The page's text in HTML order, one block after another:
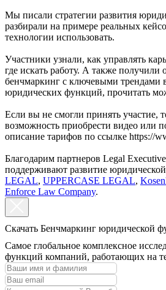
Мы писали стратегии развития
разбирали на примере реальных
технологии использовать.
Участники узнали, как управлять
где искать работу. А также получили
бенчмаркинг с ключевыми трендами
юридических функций, прочитать
Если вы не смогли принять участие,
возможность приобрести видео или
описание тарифов по ссылке https://
Благодарим партнеров Legal
поддерживают развитие
LEGAL, UPPERCASE LEGAL,
Enforce Law Company.
Скачать Бенчмаркинг юридической
Самое глобальное комплексное
функций компаний, работающих на